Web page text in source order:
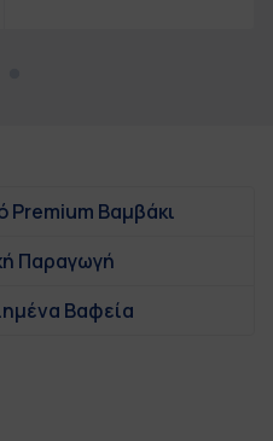
Premium Βαμβάκι
Παραγωγή
Βαφεία